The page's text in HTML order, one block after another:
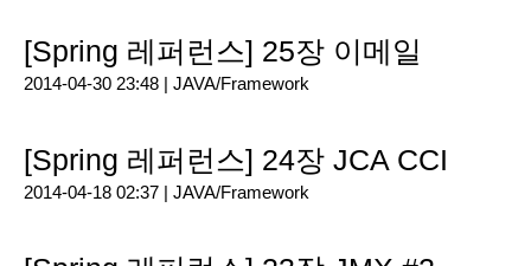
[Spring 레퍼런스] 25장 이메일
2014-04-30 23:48 | JAVA/Framework
[Spring 레퍼런스] 24장 JCA CCI
2014-04-18 02:37 | JAVA/Framework